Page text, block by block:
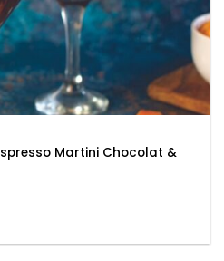
Martini Chocolat &